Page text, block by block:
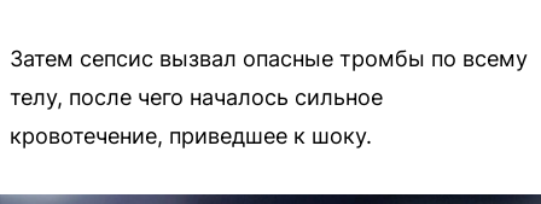
Затем сепсис вызвал опасные тромбы по всему
телу, после чего началось сильное
кровотечение, приведшее к шоку.